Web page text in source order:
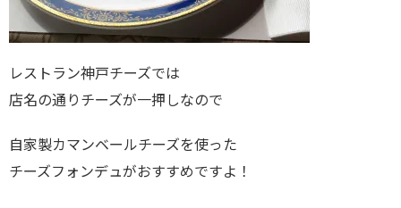
レストラン神戸チーズでは
店名の通りチーズが一押しなので
自家製カマンベールチーズを使った
チーズフォンデュがおすすめですよ！